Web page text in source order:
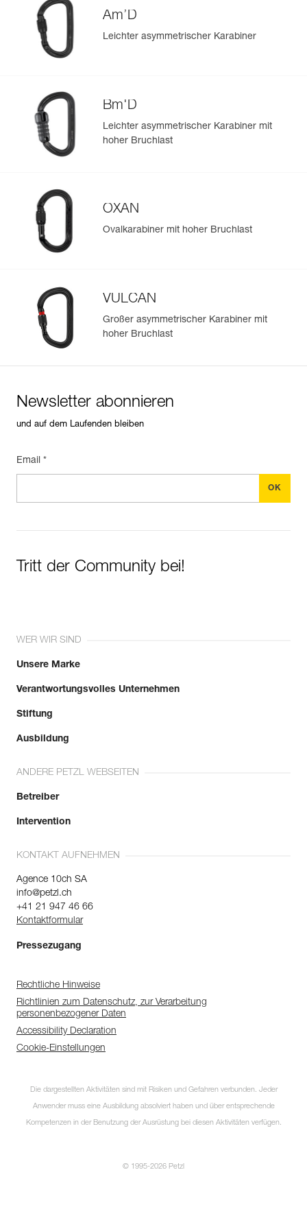
Am’D
Leichter asymmetrischer Karabiner
Bm'D
Leichter asymmetrischer Karabiner mit
hoher Bruchlast
OXAN
Ovalkarabiner mit hoher Bruchlast
VULCAN
Großer asymmetrischer Karabiner mit
hoher Bruchlast
Newsletter abonnieren
und auf dem Laufenden bleiben
Email *
Tritt der Community bei!
WER WIR SIND
Unsere Marke
Verantwortungsvolles Unternehmen
Stiftung
Ausbildung
ANDERE PETZL WEBSEITEN
Betreiber
Intervention
KONTAKT AUFNEHMEN
Agence 10ch SA
info@petzl.ch
+41 21 947 46 66
Kontaktformular
Pressezugang
Rechtliche Hinweise
Richtlinien zum Datenschutz, zur Verarbeitung
personenbezogener Daten
Accessibility Declaration
Cookie-Einstellungen
Die dargestellten Aktivitäten sind mit Risiken und Gefahren verbunden. Jeder
Anwender muss eine Ausbildung absolviert haben und über entsprechende
Kompetenzen in der Benutzung der Ausrüstung bei diesen Aktivitäten verfügen.
© 1995-2026 Petzl